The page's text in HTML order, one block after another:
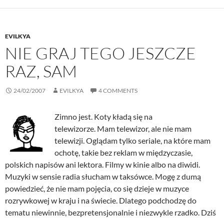
EVILKYA
NIE GRAJ TEGO JESZCZE
RAZ, SAM
24/02/2007 EVILKYA 4 COMMENTS
Zimno jest. Koty kładą się na
telewizorze. Mam telewizor, ale nie mam
telewizji. Oglądam tylko seriale, na które mam
ochotę, takie bez reklam w międzyczasie,
polskich napisów ani lektora. Filmy w kinie albo na diwidi.
Muzyki w sensie radia słucham w taksówce. Mogę z dumą
powiedzieć, że nie mam pojęcia, co się dzieje w muzyce
rozrywkowej w kraju i na świecie. Dlatego podchodzę do
tematu niewinnie, bezpretensjonalnie i niezwykle rzadko. Dziś